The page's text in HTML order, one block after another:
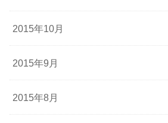
2015年10月
2015年9月
2015年8月